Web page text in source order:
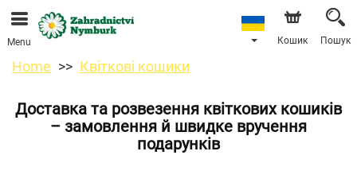
Ми приймаємо замовлення через наш інтернет-
магазин. Найближча можлива дата доставки —
11.08.2026 у зв’язку з відпусткою.
Menu Кошик Пошук
Home Квіткові кошики
Доставка та розвезення квіткових кошиків
– замовлення й швидке вручення
подарунків